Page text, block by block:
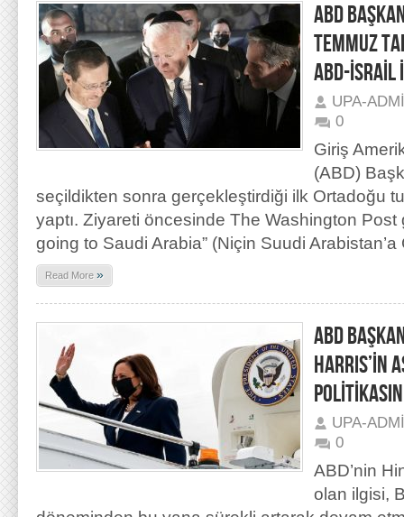
ABD
TEMMUZ
ABD-İSRAİL
UPA-
0
Giriş
(ABD)
seçildikten sonra gerçekleştirdiği ilk Ortadoğu
yaptı. Ziyareti öncesinde The Washington Post
going to Saudi Arabia” (Niçin Suudi Arabistan’a
Read More »
ABD
HARRIS’İN
UPA-
0
ABD’nin
olan ilgisi,